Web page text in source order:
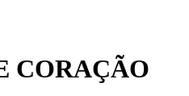
CORAÇÃO